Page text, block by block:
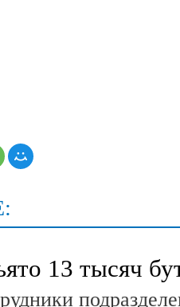
13 тысяч